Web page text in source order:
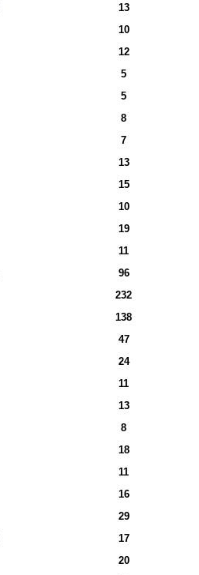
13
10
12
5
5
8
7
13
15
10
19
11
96
232
138
47
24
11
13
8
18
11
16
29
17
20